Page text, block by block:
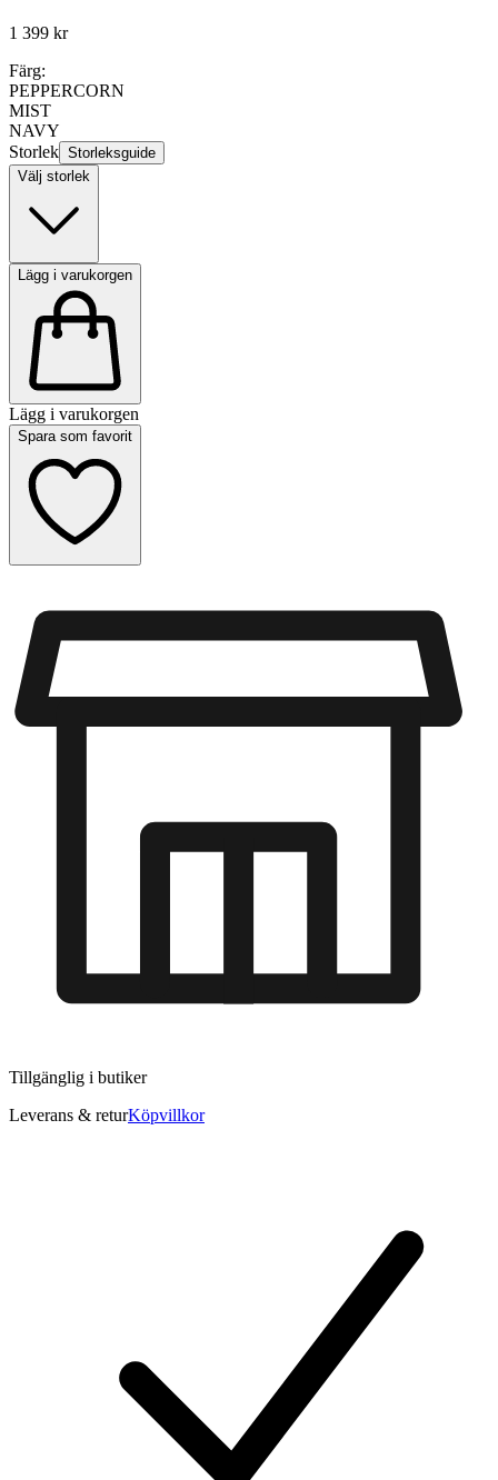
1 399 kr
Färg:
PEPPERCORN
MIST
NAVY
Storlek Storleksguide
Välj storlek
Lägg i varukorgen
Lägg i varukorgen
Spara som favorit
Tillgänglig i butiker
Leverans & returKöpvillkor